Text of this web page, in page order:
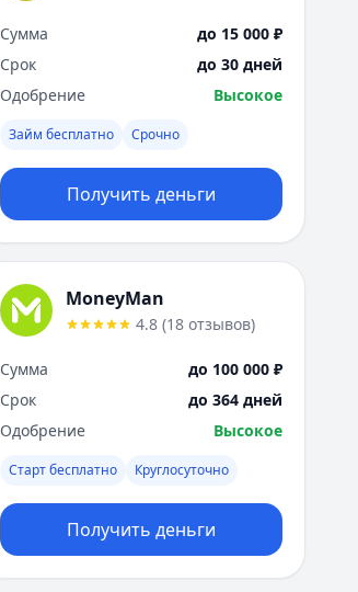
Тула
Тюмень
У
Ульяновск
Уфа
Х
Хабаровск
Ч
Челябинск
Вся Россия
Сумма
до 15 000 ₽
Срок
до 30 дней
Одобрение
Высокое
Займ бесплатно Срочно
Получить деньги
MoneyMan
4.8 (18 отзывов)
Сумма
до 100 000 ₽
Срок
до 364 дней
Одобрение
Высокое
Старт бесплатно Круглосуточно
Получить деньги